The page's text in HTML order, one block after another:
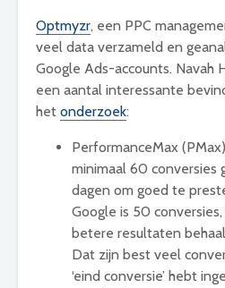
Optmyzr, een PPC
veel data verzameld en
Google Ads-accounts. Navah
een aantal interessante
het onderzoek:
PerformanceMax
minimaal 60 conversies
dagen om goed te
Google is 50
betere resultaten
Dat zijn best veel
‘eind conversie’ hebt